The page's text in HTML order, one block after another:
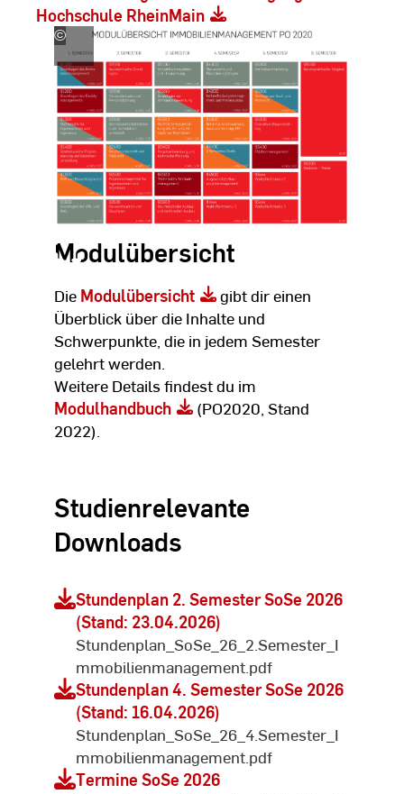
Hochschule RheinMain
©
Immobilienmanagement
HSRM
Modulübersicht
Die Modulübersicht
gibt dir einen
Überblick über die Inhalte und
Schwerpunkte, die in jedem Semester
gelehrt werden.
Weitere Details findest du im
Modulhandbuch
(PO2020, Stand
2022).
Studienrelevante
Downloads
Stundenplan 2. Semester SoSe 2026
(Stand: 23.04.2026)
Stundenplan_SoSe_26_2.Semester_I
mmobilienmanagement.pdf
Stundenplan 4. Semester SoSe 2026
(Stand: 16.04.2026)
Stundenplan_SoSe_26_4.Semester_I
mmobilienmanagement.pdf
Termine SoSe 2026